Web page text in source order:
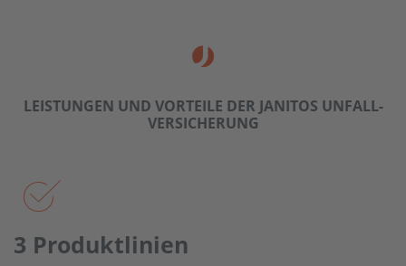
LEISTUNGEN UND VORTEILE DER JANITOS UNFALL­
VERSICHERUNG
3 Produkt­linien